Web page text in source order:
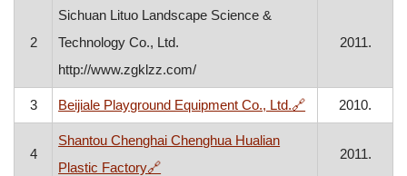
2
Sichuan Lituo Landscape Science &
Technology Co., Ltd.
http://www.zgklzz.com/
2011.
3 Beijiale Playground Equipment Co., Ltd.🔗, otvara se u
2010.
4
Shantou Chenghai Chenghua Hualian
Plastic Factory🔗, otvara se u novom prozoru
2011.